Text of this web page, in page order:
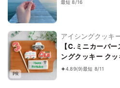
最短 8/16
PR
アイシングクッキ
【C.ミニカーバ
ングクッキー ク
トカー 車 プチギ
4.89(9)最短 8/11